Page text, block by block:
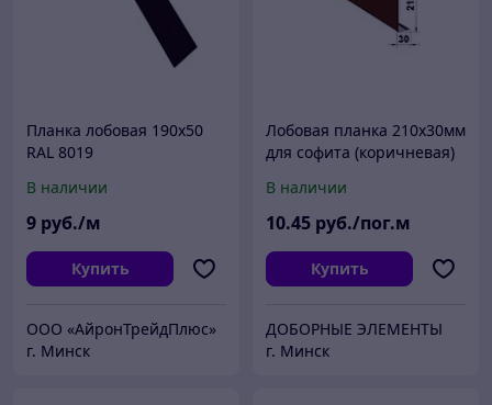
Планка лобовая 190х50
RAL 8019
В наличии
9 руб./м
Купить
ООО «АйронТрейдПлюс»
г. Минск
Лобовая планка 210х30мм
для софита (коричневая)
В наличии
10.45 руб./пог.м
Купить
ДОБОРНЫЕ ЭЛЕМЕНТЫ
г. Минск